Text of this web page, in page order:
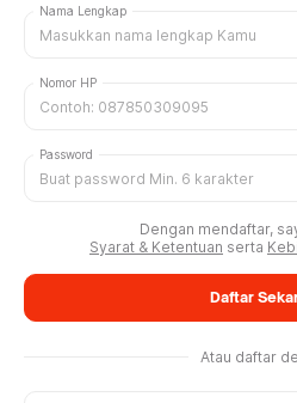
Nama Lengkap
Nomor HP
Password
Dengan mendaftar,
Syarat & Ketentuan serta
Daftar
Atau daftar